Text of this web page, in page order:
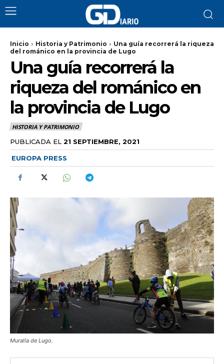
Inicio Historia y Patrimonio
Una guía recorrerá la riqueza
del románico en la provincia de Lugo
Una guía recorrerá la
riqueza del románico en
la provincia de Lugo
HISTORIA Y PATRIMONIO
PUBLICADA EL 21 SEPTIEMBRE, 2021
EUROPA PRESS
Muralla de Lugo.